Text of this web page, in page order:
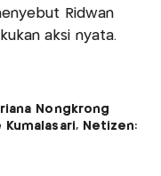
Ridwan
aksi nyata.
Nongkrong
Netizen: